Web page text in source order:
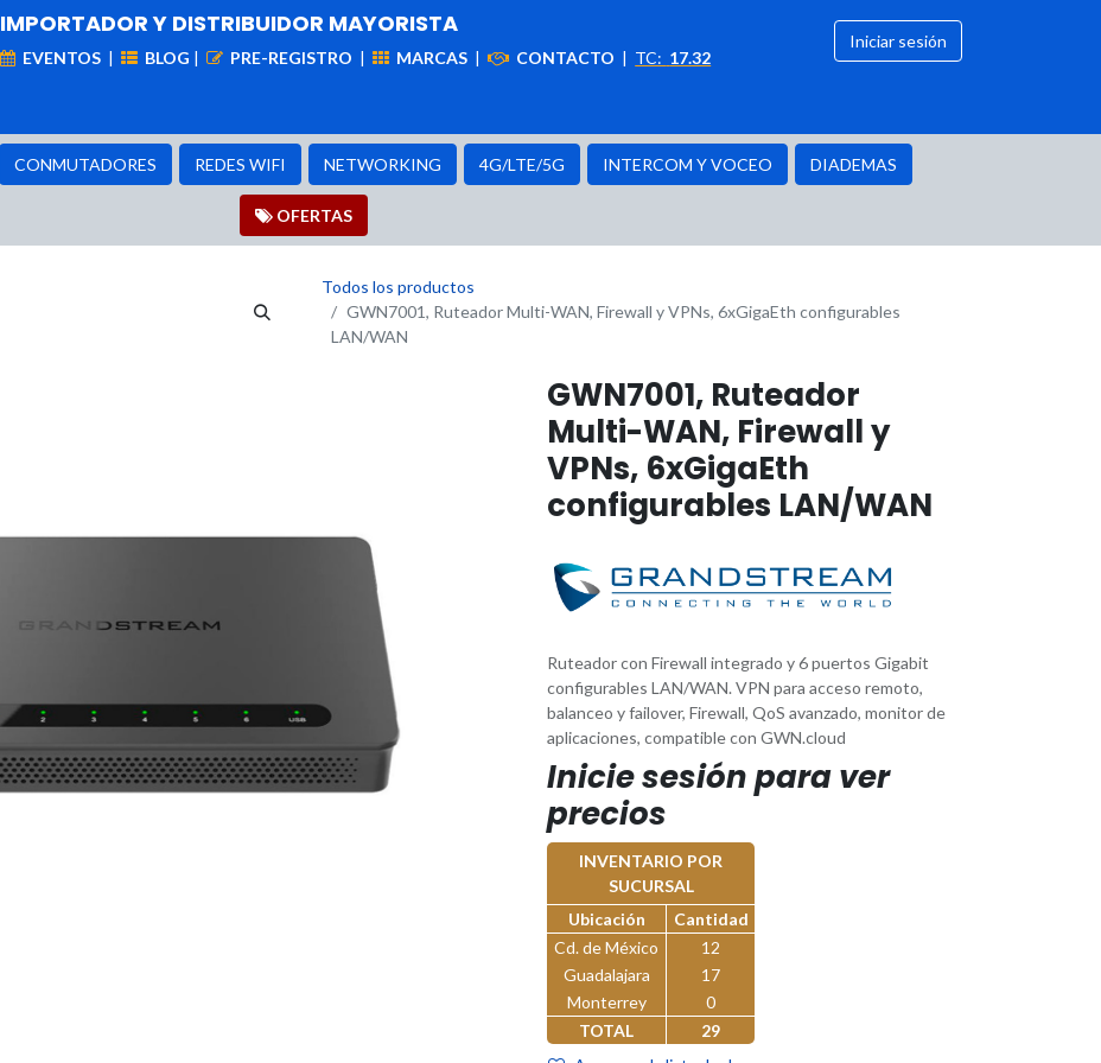
IMPORTADOR Y DISTRIBUIDOR MAYORISTA
EVENTOS | BLOG | PRE-REGISTRO | MARCAS | CONTACTO | TC: 17.32
Iniciar sesión
CONMUTADORES REDES WIFI NETWORKING 4G/LTE/5G INTERCOM Y VOCEO DIADEMAS
OFER​​​​TAS
Todos los productos
GWN7001, Ruteador Multi-WAN, Firewall y VPNs, 6xGigaEth configurables
LAN/WAN
GWN7001, Ruteador
Multi-WAN, Firewall y
VPNs, 6xGigaEth
configurables LAN/WAN
Ruteador con Firewall integrado y 6 puertos Gigabit
configurables LAN/WAN. VPN para acceso remoto,
balanceo y failover, Firewall, QoS avanzado, monitor de
aplicaciones, compatible con GWN.cloud
Inicie sesión para ver
precios
INVENTARIO POR
SUCURSAL
Ubicación
Cantidad
Cd. de México
12
Guadalajara
17
Monterrey
0
TOTAL
29